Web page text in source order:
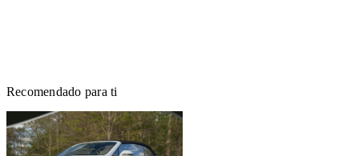
Recomendado para ti